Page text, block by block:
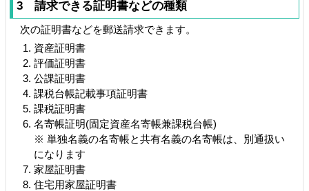
3 請求できる証明書などの種類
次の証明書などを郵送請求できます。
資産証明書
評価証明書
公課証明書
課税台帳記載事項証明書
課税証明書
名寄帳証明(固定資産名寄帳兼課税台帳)
※ 単独名義の名寄帳と共有名義の名寄帳は、別通扱い
になります
家屋証明書
住宅用家屋証明書